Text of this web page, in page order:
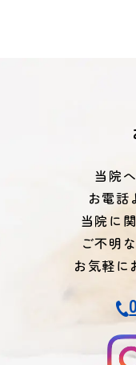
当院
お電話
当院に
ご不明
お気軽に